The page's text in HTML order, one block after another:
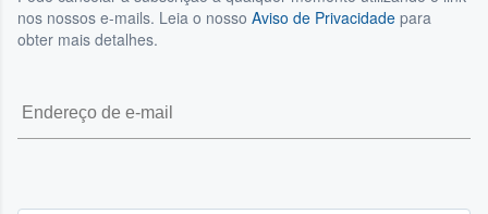
nos nossos e-mails. Leia o nosso Aviso de Privacidade para
obter mais detalhes.